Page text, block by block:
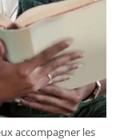
accompagner les